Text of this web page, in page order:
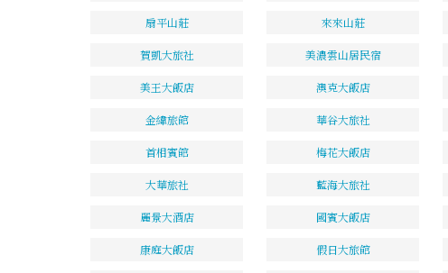
扇平山莊 來來山莊
賀凱大旅社 美濃雲山居民宿
美王大飯店 澳克大飯店
金緯旅館 華谷大旅社
首相賓館 梅花大飯店
大華旅社 藍海大旅社
麗景大酒店 國賓大飯店
康庭大飯店 假日大旅館